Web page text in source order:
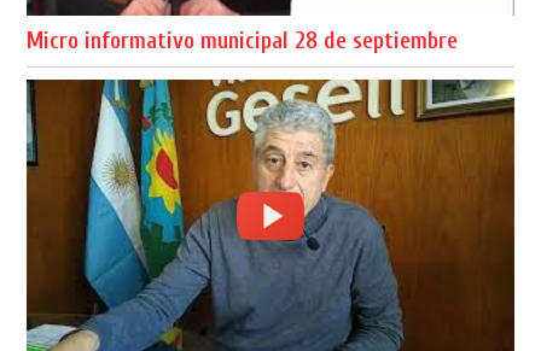
Micro informativo municipal 28 de septiembre